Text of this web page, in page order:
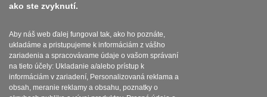
Doplňky a díly
Nože SEBURO
Nože Seburo SARADA 93
Platba a dodávka
Obchodní podmínky
Zasady zpracovani osobnich udaju
Reklamační řád
ako ste zvyknutí.
Aby náš web ďalej fungoval tak, ako ho poznáte,
ukladáme a pristupujeme k informáciám z vášho
zariadenia a spracovávame údaje o vašom správaní
na tieto účely: Ukladanie a/alebo prístup k
informáciám v zariadení, Personalizovaná reklama a
obsah, meranie reklamy a obsahu, poznatky o